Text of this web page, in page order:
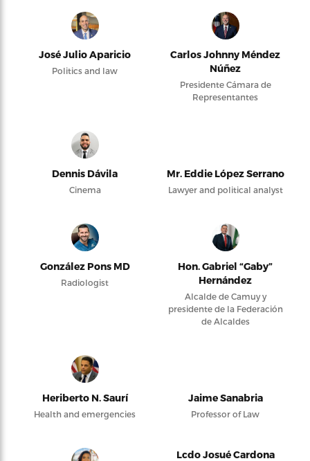
José Julio Aparicio
Politics and law
Carlos Johnny Méndez
Núñez
Presidente Cámara de
Representantes
Dennis Dávila
Cinema
Mr. Eddie López Serrano
Lawyer and political analyst
González Pons MD
Radiologist
Hon. Gabriel “Gaby”
Hernández
Alcalde de Camuy y
presidente de la Federación
de Alcaldes
Heriberto N. Saurí
Health and emergencies
Jaime Sanabria
Professor of Law
Lcdo Josué Cardona